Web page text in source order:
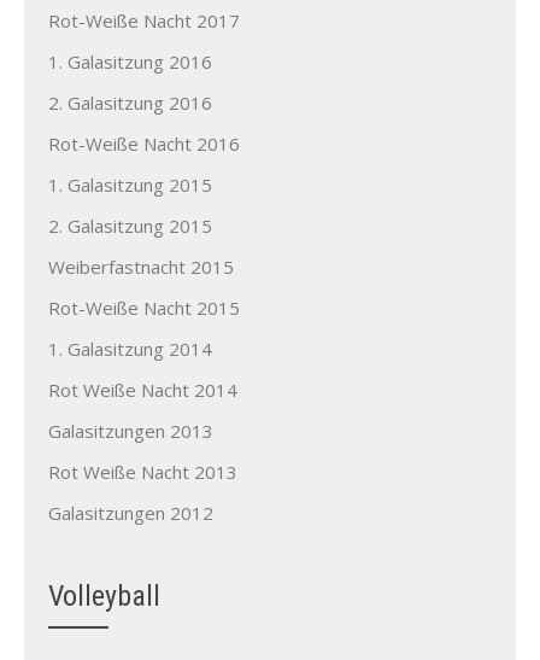
Rot-Weiße Nacht 2017
1. Galasitzung 2016
2. Galasitzung 2016
Rot-Weiße Nacht 2016
1. Galasitzung 2015
2. Galasitzung 2015
Weiberfastnacht 2015
Rot-Weiße Nacht 2015
1. Galasitzung 2014
Rot Weiße Nacht 2014
Galasitzungen 2013
Rot Weiße Nacht 2013
Galasitzungen 2012
Volleyball